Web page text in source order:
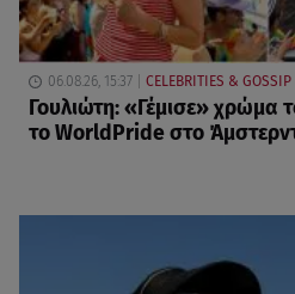
06.08.26, 15:37 CELEBRITIES &
Γουλιώτη: «Γέμισε» χρώμα
το WorldPride στο